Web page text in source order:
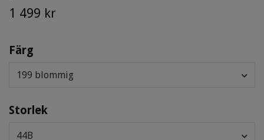
1 499 kr
Färg
199 blommig
Storlek
44B